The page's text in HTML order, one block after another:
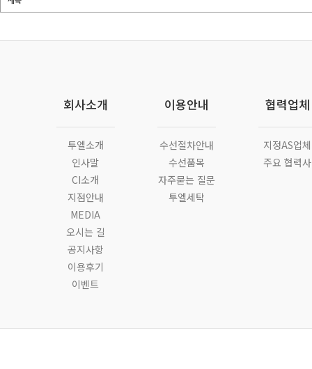
회사소개
투엘소개
인사말
CI소개
지점안내
MEDIA
오시는 길
공지사항
이용후기
이벤트
이용안내
수선절차안내
수선품목
자주묻는 질문
투엘세탁
협력업체
지정AS업체
주요 협력사